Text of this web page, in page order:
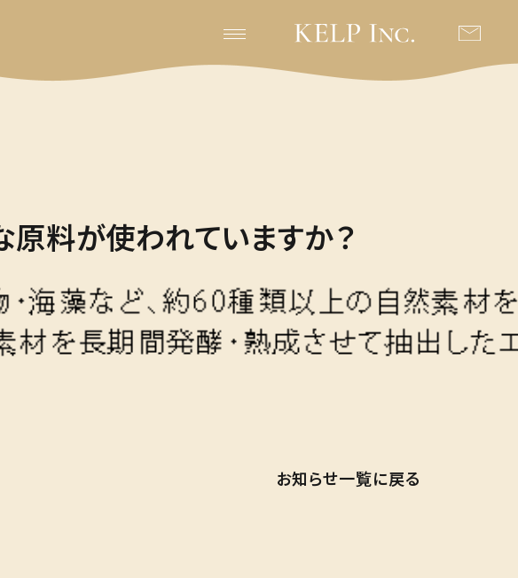
原料が使われていますか？
お知らせ一覧に戻る